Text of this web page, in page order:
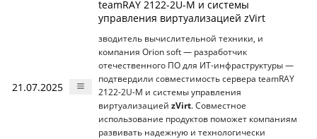
21.07.2025
teamRAY 2122-2U-M и системы
управления виртуализацией zVirt
зводитель вычислительной техники, и
компания Orion soft — разработчик
отечественного ПО для ИТ-инфраструктуры —
подтвердили совместимость сервера teamRAY
2122-2U-M и системы управления
виртуализацией zVirt. Совместное
использование продуктов поможет компаниям
развивать надежную и технологически